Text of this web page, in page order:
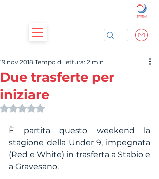
Due trasferte per
iniziare
19 nov 2018 Tempo di lettura: 2 min
Valutazione NaN stelle su 5.
È partita questo weekend la
stagione della Under 9, impegnata
(Red e White) in trasferta a Stabio e
a Gravesano.